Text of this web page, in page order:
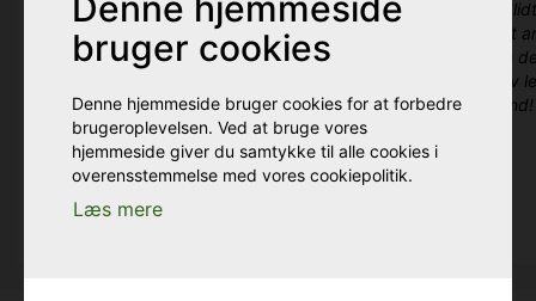
bruger cookies
Denne hjemmeside bruger cookies for at forbedre
brugeroplevelsen. Ved at bruge vores
hjemmeside giver du samtykke til alle cookies i
overensstemmelse med vores cookiepolitik.
Læs mere
Altid god behandling, stort udvalg, mange gode
produkter og hurtig betjening. Jeg plejer altid, at
have mine varer dagen efter jeg har bestilt dem.
Det er
fra et
men
effektiv